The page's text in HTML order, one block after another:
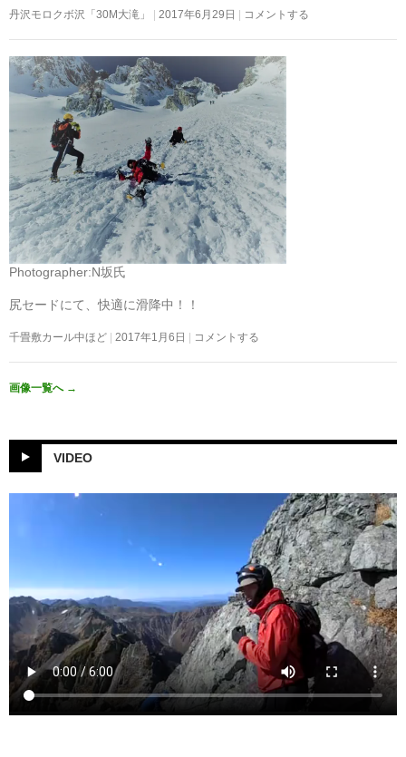
丹沢モロクボ沢「30M大滝」 2017年6月29日 コメントする
Photographer:N坂氏
尻セードにて、快適に滑降中！！
千畳敷カール中ほど 2017年1月6日 コメントする
画像一覧へ →
VIDEO